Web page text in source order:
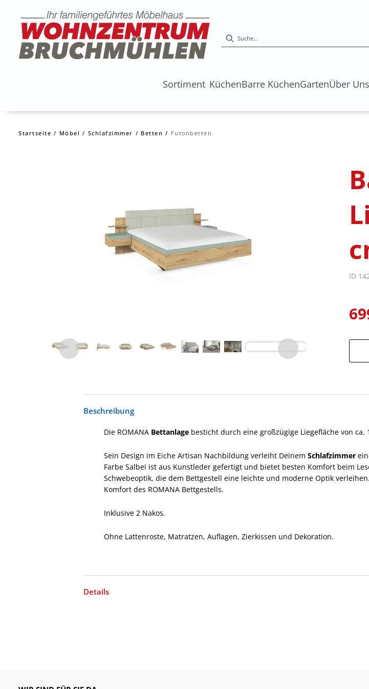
Sortiment KüchenBarre KüchenGartenÜber Uns
Startseite Möbel Schlafzimmer Betten Futonbetten
ID
Beschreibung
Die ROMANA Bettanlage besticht durch eine großzügige Liegefläche von
Sein Design im Eiche Artisan Nachbildung verleiht DeinemSchlafzimmer
Farbe Salbei ist aus Kunstleder gefertigt und bietet besten Komfort beim
Schwebeoptik, die dem Bettgestell eine leichte und moderne Optik
Komfort des ROMANA Bettgestells.
Inklusive 2 Nakos.
Ohne Lattenroste, Matratzen, Auflagen, Zierkissen und Dekoration.
Details